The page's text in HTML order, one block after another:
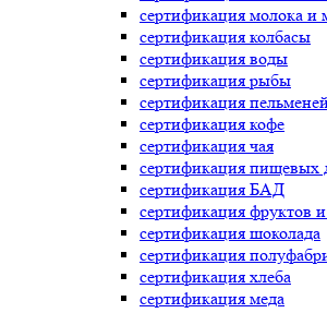
сертификация молока и
сертификация колбасы
сертификация воды
сертификация рыбы
сертификация
сертификация кофе
сертификация чая
сертификация пищевых
сертификация БАД
сертификация фруктов
сертификация шоколада
сертификация
сертификация хлеба
сертификация меда